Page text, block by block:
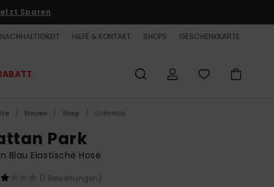
Sparen
NACHHALTIGKEIT HILFE & KONTAKT SHOPS GESCHENKKARTE
Frauen Shop Unterteile
Park
Blau Elastische Hose
(1 Bewertungen)